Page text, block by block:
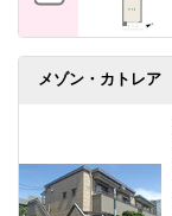
メゾン・カトレア